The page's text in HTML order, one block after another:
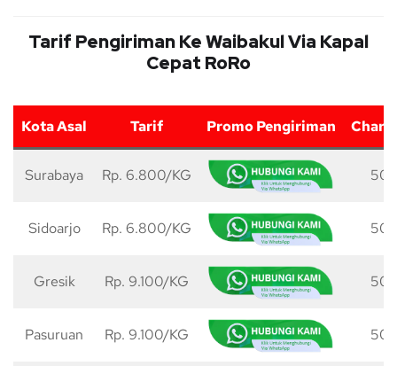
Tarif Pengiriman Ke Waibakul Via Kapal
Cepat RoRo
Kota Asal Tarif Promo Pengiriman
Surabaya Rp. 6.800/KG 50
Sidoarjo Rp. 6.800/KG 50
Gresik Rp. 9.100/KG 50
Pasuruan Rp. 9.100/KG 50